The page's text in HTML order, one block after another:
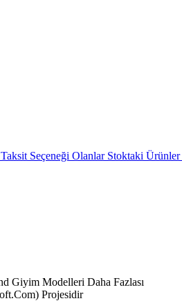
Taksit Seçeneği Olanlar Stoktaki Ürünler
Projesidir